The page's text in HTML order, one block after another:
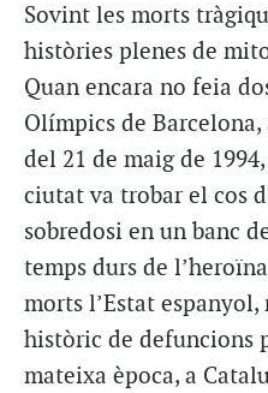
Sovint les morts
històries plenes de
Quan encara no feia
Olímpics de
del 21 de maig de
ciutat va trobar el cos
sobredosi en un banc
temps durs de
morts l’Estat
històric de defuncions
mateixa època, a